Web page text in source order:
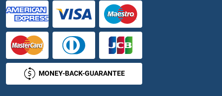
OR2J2 Anticorps
OR2J3 Anticorps
OR2K2 Anticorps
OR2L13 Anticorps
MONEY-BACK-GUARANTEE